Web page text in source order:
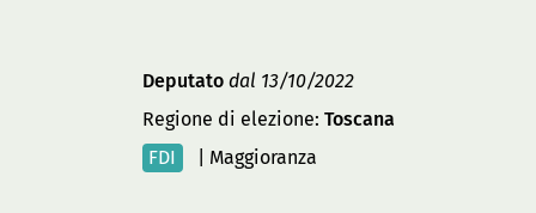
Deputatodal 13/10/2022
Regione di elezione: Toscana
FDI
Maggioranza